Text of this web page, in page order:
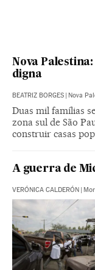
Nova
digna
BEATRIZ BORGES Nova
Duas mil famílias
zona sul de São
construir casas
A guerra de
VERÓNICA CALDERÓN